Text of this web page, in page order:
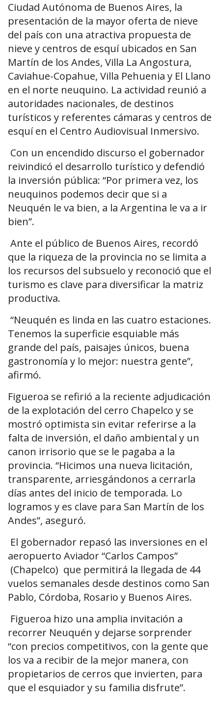
Ciudad Autónoma de Buenos Aires, la
presentación de la mayor oferta de nieve
del país con una atractiva propuesta de
nieve y centros de esquí ubicados en San
Martín de los Andes, Villa La Angostura,
Caviahue-Copahue, Villa Pehuenia y El Llano
en el norte neuquino. La actividad reunió a
autoridades nacionales, de destinos
turísticos y referentes cámaras y centros de
esquí en el Centro Audiovisual Inmersivo.
Con un encendido discurso el gobernador
reivindicó el desarrollo turístico y defendió
la inversión pública: “Por primera vez, los
neuquinos podemos decir que si a
Neuquén le va bien, a la Argentina le va a ir
bien”.
Ante el público de Buenos Aires, recordó
que la riqueza de la provincia no se limita a
los recursos del subsuelo y reconoció que el
turismo es clave para diversificar la matriz
productiva.
“Neuquén es linda en las cuatro estaciones.
Tenemos la superficie esquiable más
grande del país, paisajes únicos, buena
gastronomía y lo mejor: nuestra gente”,
afirmó.
Figueroa se refirió a la reciente adjudicación
de la explotación del cerro Chapelco y se
mostró optimista sin evitar referirse a la
falta de inversión, el daño ambiental y un
canon irrisorio que se le pagaba a la
provincia. “Hicimos una nueva licitación,
transparente, arriesgándonos a cerrarla
días antes del inicio de temporada. Lo
logramos y es clave para San Martín de los
Andes”, aseguró.
El gobernador repasó las inversiones en el
aeropuerto Aviador “Carlos Campos”
(Chapelco) que permitirá la llegada de 44
vuelos semanales desde destinos como San
Pablo, Córdoba, Rosario y Buenos Aires.
Figueroa hizo una amplia invitación a
recorrer Neuquén y dejarse sorprender
“con precios competitivos, con la gente que
los va a recibir de la mejor manera, con
propietarios de cerros que invierten, para
que el esquiador y su familia disfrute”.